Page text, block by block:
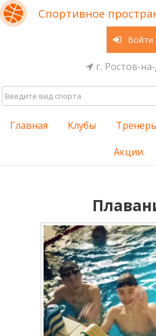
Спортивное
Войти
г. Ростов-
Главная Клубы
Акции